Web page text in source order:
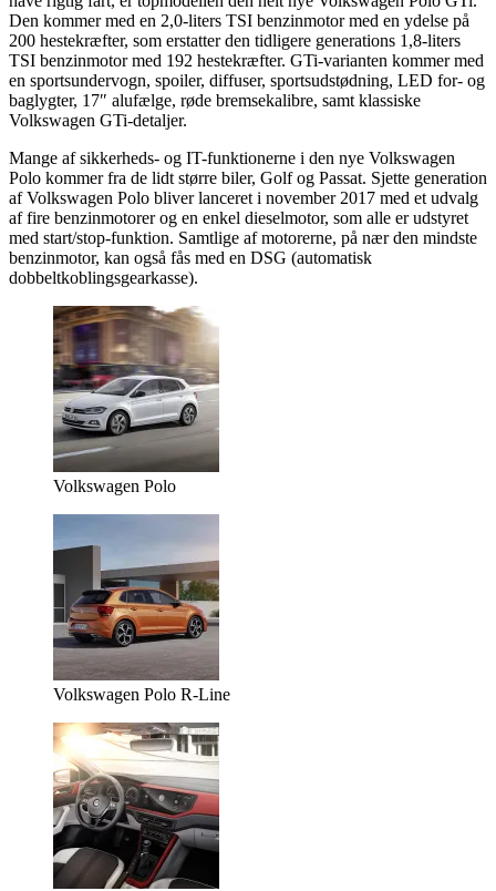
Den kommer med en 2,0-liters TSI benzinmotor med en ydelse på
200 hestekræfter, som erstatter den tidligere generations 1,8-liters
TSI benzinmotor med 192 hestekræfter. GTi-varianten kommer med
en sportsundervogn, spoiler, diffuser, sportsudstødning, LED for- og
baglygter, 17″ alufælge, røde bremsekalibre, samt klassiske
Volkswagen GTi-detaljer.
Mange af sikkerheds- og IT-funktionerne i den nye Volkswagen
Polo kommer fra de lidt større biler, Golf og Passat. Sjette generation
af Volkswagen Polo bliver lanceret i november 2017 med et udvalg
af fire benzinmotorer og en enkel dieselmotor, som alle er udstyret
med start/stop-funktion. Samtlige af motorerne, på nær den mindste
benzinmotor, kan også fås med en DSG (automatisk
dobbeltkoblingsgearkasse).
Volkswagen Polo
Volkswagen Polo R-Line